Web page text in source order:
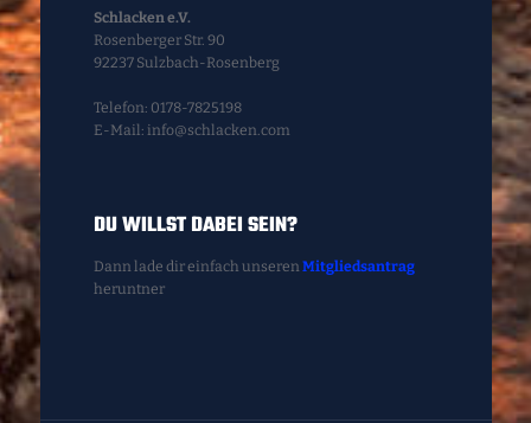
Schlacken e.V.
Rosenberger Str. 90
92237 Sulzbach-Rosenberg
Telefon: 0178-7825198
E-Mail: info@schlacken.com
DU WILLST DABEI SEIN?
Dann lade dir einfach unserenMitgliedsantrag
heruntner